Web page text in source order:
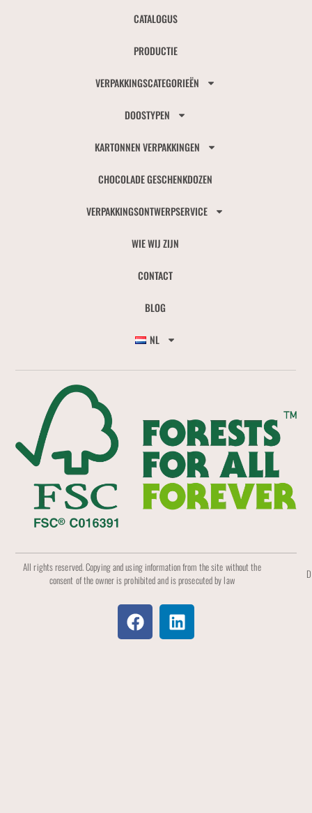
CATALOGUS
PRODUCTIE
VERPAKKINGSCATEGORIEËN
DOOSTYPEN
KARTONNEN VERPAKKINGEN
CHOCOLADE GESCHENKDOZEN
VERPAKKINGSONTWERPSERVICE
WIE WIJ ZIJN
CONTACT
BLOG
NL
All rights reserved. Copying and using information from the site without the
consent of the owner is prohibited and is prosecuted by law